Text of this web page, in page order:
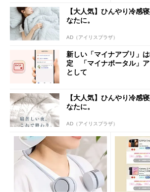
【大人気】ひんやり冷感
なたに。
AD（アイリスプラザ）
新しい「マイナアプリ」
定 「マイナポータル」ア
として
【大人気】ひんやり冷感
なたに。
AD（アイリスプラザ）